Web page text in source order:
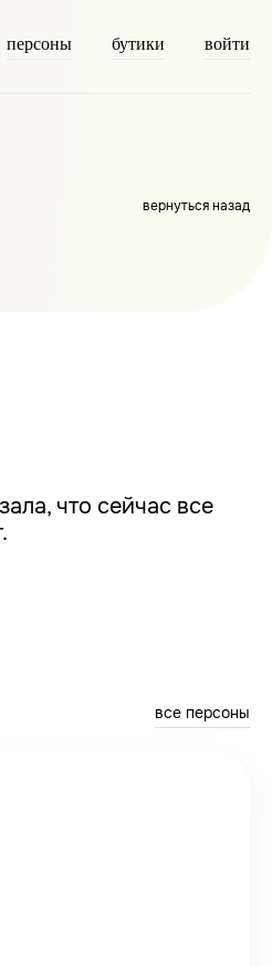
персоны бутики войти
вернуться назад
что сейчас все
все персоны